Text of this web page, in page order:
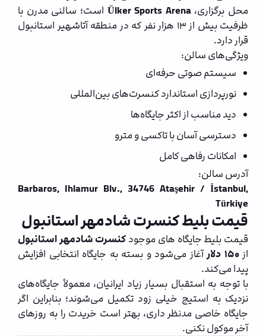
محل برگزاری،Ülker Sports Arena است؛ سالنی مدرن با
ظرفیت بیش از ۱۳ هزار نفر که در منطقه آتاشهیر استانبول
قرار دارد.
ویژگی‌های سالن:
سیستم صوتی حرفه‌ای
نورپردازی استاندارد کنسرت‌های بین‌المللی
دید مناسب از اکثر جایگاه‌ها
دسترسی آسان با تاکسی و مترو
امکانات رفاهی کامل
آدرس سالن:
Barbaros, Ihlamur Blv., 34746 Ataşehir / İstanbul,
Türkiye
قیمت بلیط کنسرت شادمهر استانبول
قیمت بلیط‌ جایگاه های موجود کنسرت شادمهر استانبول
از۱۵۰ دلار
آغاز می‌شود و بسته به جایگاه انتخابی افزایش
پیدا می‌کند.
با توجه به استقبال بسیار زیاد ایرانیان، معمولاً جایگاه‌های
نزدیک به استیج خیلی زود تکمیل می‌شوند؛ بنابراین اگر
جایگاه خاصی مدنظر داری، بهتر است خریدت را به روزهای
آخر موکول نکنی.